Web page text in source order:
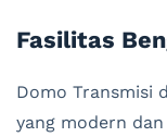
Fasilitas
Domo Transmisi
yang modern